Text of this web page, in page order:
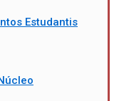
Estudantis